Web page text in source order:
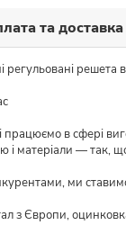
та доставка
регульовані
в сфері
і матеріали — так,
ми
з Європи,